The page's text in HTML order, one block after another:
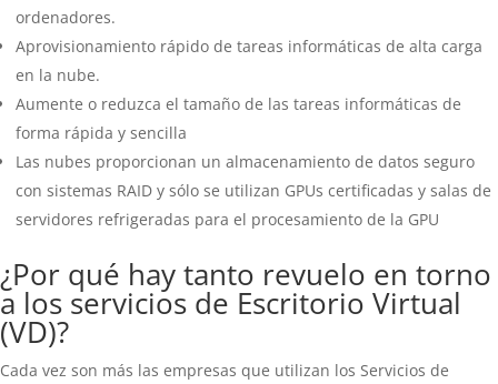
ordenadores.
Aprovisionamiento rápido de tareas informáticas de alta carga
en la nube.
Aumente o reduzca el tamaño de las tareas informáticas de
forma rápida y sencilla
Las nubes proporcionan un almacenamiento de datos seguro
con sistemas RAID y sólo se utilizan GPUs certificadas y salas de
servidores refrigeradas para el procesamiento de la GPU
¿Por qué hay tanto revuelo en torno
a los servicios de Escritorio Virtual
(VD)?
Cada vez son más las empresas que utilizan los Servicios de